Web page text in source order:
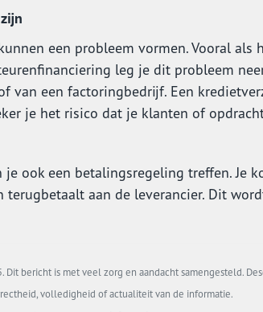
een probleem vormen. Vooral als
leg je dit probleem
van een factoringbedrijf. Een
je het risico dat je klanten of
ook een betalingsregeling treffen. Je
aan de leverancier. Dit
bericht is met veel zorg en aandacht samengesteld.
volledigheid of actualiteit van de informatie.